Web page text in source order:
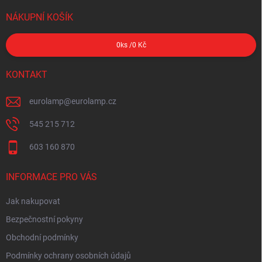
NÁKUPNÍ KOŠÍK
0 ks /0 Kč
KONTAKT
eurolamp@eurolamp.cz
545 215 712
603 160 870
INFORMACE PRO VÁS
Jak nakupovat
Bezpečnostní pokyny
Obchodní podmínky
Podmínky ochrany osobních údajů